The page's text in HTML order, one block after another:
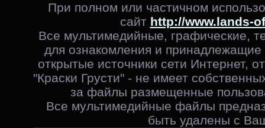
При полном или частичном
сайт http://www.lands-
Все мультимедийные, графические,
для ознакомления и принадлежащие
открытые источники сети Интернет,
"Краски Грусти" - не имеет
за файлы размещенные
Все мультимедийные файлы
быть удалены с